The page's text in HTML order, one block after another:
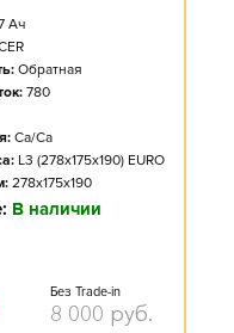
Ач
Обратная
780
Ca/Ca
L3 (278x175x190) EURO
278x175x190
В наличии
Без Trade-in
8 000 руб.